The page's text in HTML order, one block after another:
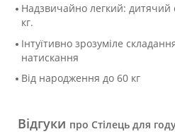
Надзвичайно легкий: дитячий
кг.
Інтуїтивно зрозуміле
натискання
Від народження до 60 кг
Відгуки про Стілець для